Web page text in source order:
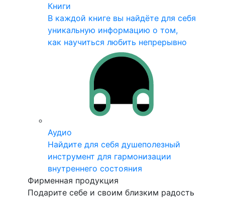
Книги
В каждой книге вы найдёте для себя
уникальную информацию о том,
как научиться любить непрерывно
Аудио
Найдите для себя душеполезный
инструмент для гармонизации
внутреннего состояния
Фирменная продукция
Подарите себе и своим близким радость